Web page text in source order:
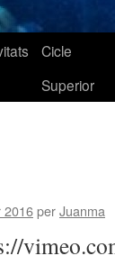
Cicle
Superior
2016perJuanma